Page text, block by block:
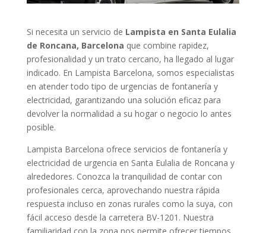
Si necesita un servicio de Lampista en Santa Eulalia
de Roncana, Barcelona que combine rapidez,
profesionalidad y un trato cercano, ha llegado al lugar
indicado. En Lampista Barcelona, somos especialistas
en atender todo tipo de urgencias de fontanería y
electricidad, garantizando una solución eficaz para
devolver la normalidad a su hogar o negocio lo antes
posible.
Lampista Barcelona ofrece servicios de fontanería y
electricidad de urgencia en Santa Eulalia de Roncana y
alrededores. Conozca la tranquilidad de contar con
profesionales cerca, aprovechando nuestra rápida
respuesta incluso en zonas rurales como la suya, con
fácil acceso desde la carretera BV-1201. Nuestra